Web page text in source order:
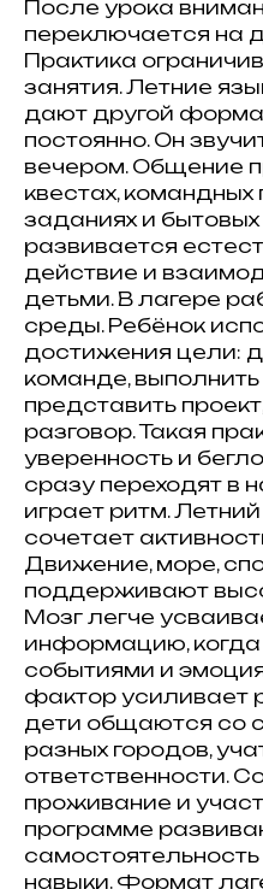
После урока
переключается на
Практика
занятия. Летние
дают другой
постоянно. Он
вечером. Общение
квестах, командных
заданиях и бытовых
развивается
действие и
детьми. В лагере
среды. Ребёнок
достижения цели:
команде,
представить
разговор. Такая
уверенность и
сразу переходят в
играет ритм.
сочетает
Движение, море,
поддерживают
Мозг легче
информацию, когда
событиями и
фактор усиливает
дети общаются со
разных городов,
ответственности.
проживание и
программе
навыки. Формат